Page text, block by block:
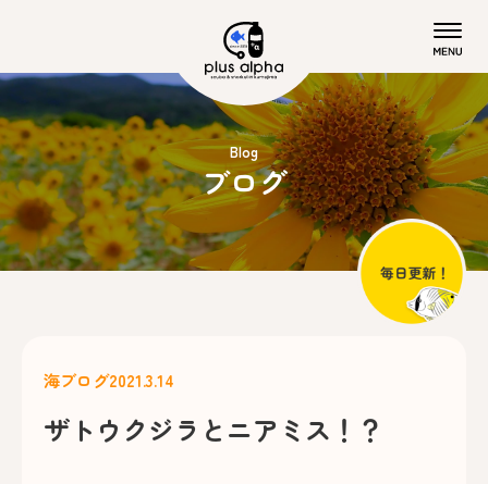
Blog
ブログ
海ブログ2021.3.14
ザトウクジラとニアミス！？